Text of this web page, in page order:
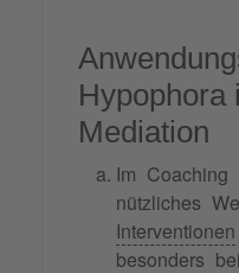
Hypophora
Mediation
Im
nützliches
Interventionen
besonders